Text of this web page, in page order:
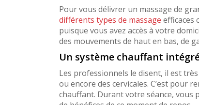
Pour vous délivrer un massage de
différents types de massage efficaces
puisque vous avez accès à votre
des mouvements de haut en bas, de
Un système chauffant
Les professionnels le disent, il est très
ou encore des cervicales. C’est pour
chauffant. Durant votre séance,